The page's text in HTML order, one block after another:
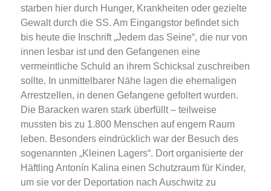
starben hier durch Hunger, Krankheiten oder gezielte
Gewalt durch die SS. Am Eingangstor befindet sich
bis heute die Inschrift „Jedem das Seine“, die nur von
innen lesbar ist und den Gefangenen eine
vermeintliche Schuld an ihrem Schicksal zuschreiben
sollte. In unmittelbarer Nähe lagen die ehemaligen
Arrestzellen, in denen Gefangene gefoltert wurden.
Die Baracken waren stark überfüllt – teilweise
mussten bis zu 1.800 Menschen auf engem Raum
leben. Besonders eindrücklich war der Besuch des
sogenannten „Kleinen Lagers“. Dort organisierte der
Häftling Antonín Kalina einen Schutzraum für Kinder,
um sie vor der Deportation nach Auschwitz zu